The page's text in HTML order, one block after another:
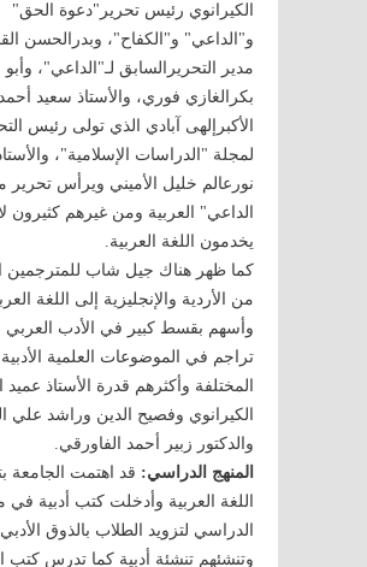
الكيرانوي رئيس تحرير"دعوة الحق"
و"الداعي" و"الكفاح"، وبدرالحسن
مدير التحريرالسابق لـ"الداعي"، وأبو
بكرالغازي فوري، والأستاذ سعيد
الأكبرإلهى آبادي الذي تولى رئيس
لمجلة "الدراسات الإسلامية"،
نورعالم خليل الأميني ويرأس تحرير
الداعي" العربية ومن غيرهم كثيرون
يخدمون اللغة العربية.
كما ظهر هناك جيل شاب للمترجمين
من الأردية والإنجليزية إلى اللغة
وأسهم بقسط كبير في الأدب
تراجم في الموضوعات العلمية الأدبية
المختلفة وأكثرهم قدرة الأستاذ عميد
الكيرانوي وفصيح الدين وراشد علي
والدكتور زبير أحمد الفاورقي.
المنهج الدراسي: قد اهتمت الجامعة
اللغة العربية وأدخلت كتب أدبية في
الدراسي لتزويد الطلاب بالذوق الأدبي
وتنشئهم تنشئة أدبية كما تدرس كتب